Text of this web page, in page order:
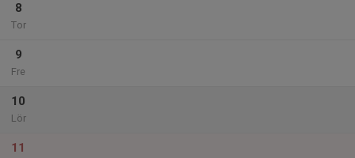
8
Tor
9
Fre
10
Lör
11